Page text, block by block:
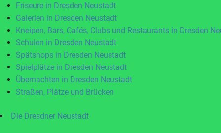
Friseure in Dresden Neustadt
Galerien in Dresden Neustadt
Kneipen, Bars, Cafés, Clubs und Restaurants in Dresden
Schulen in Dresden Neustadt
Spätshops in Dresden Neustadt
Spielplätze in Dresden Neustadt
Übernachten in Dresden Neustadt
Straßen, Plätze und Brücken
Die Dresdner Neustadt